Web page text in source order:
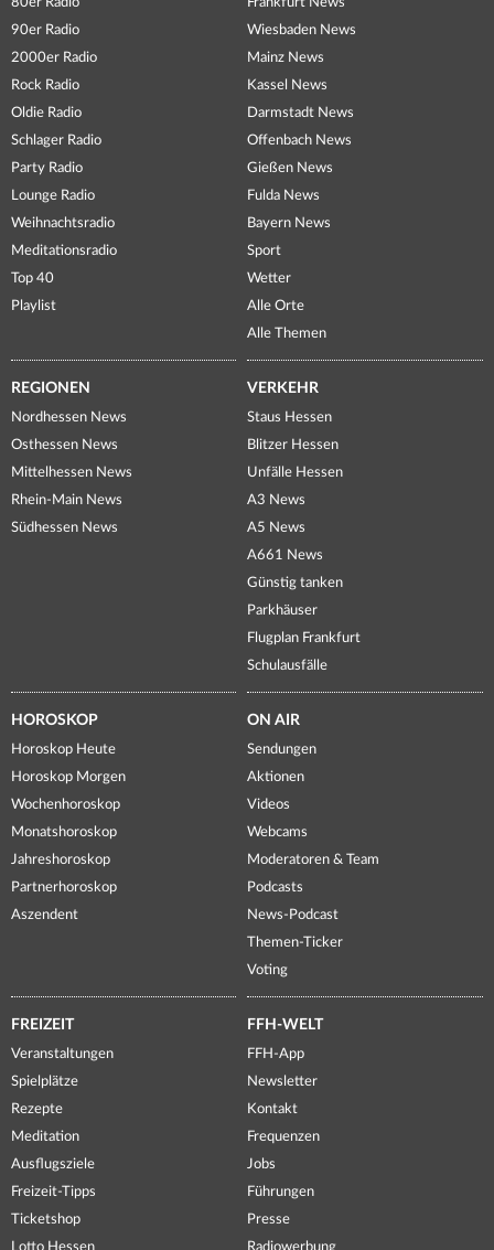
90er Radio
2000er Radio
Rock Radio
Oldie Radio
Schlager Radio
Party Radio
Lounge Radio
Weihnachtsradio
Meditationsradio
Top 40
Playlist
Wiesbaden News
Mainz News
Kassel News
Darmstadt News
Offenbach News
Gießen News
Fulda News
Bayern News
Sport
Wetter
Alle Orte
Alle Themen
REGIONEN
Nordhessen News
Osthessen News
Mittelhessen News
Rhein-Main News
Südhessen News
VERKEHR
Staus Hessen
Blitzer Hessen
Unfälle Hessen
A3 News
A5 News
A661 News
Günstig tanken
Parkhäuser
Flugplan Frankfurt
Schulausfälle
HOROSKOP
Horoskop Heute
Horoskop Morgen
Wochenhoroskop
Monatshoroskop
Jahreshoroskop
Partnerhoroskop
Aszendent
ON AIR
Sendungen
Aktionen
Videos
Webcams
Moderatoren & Team
Podcasts
News-Podcast
Themen-Ticker
Voting
FREIZEIT
Veranstaltungen
Spielplätze
Rezepte
Meditation
Ausflugsziele
Freizeit-Tipps
Ticketshop
Lotto Hessen
FFH-WELT
FFH-App
Newsletter
Kontakt
Frequenzen
Jobs
Führungen
Presse
Radiowerbung